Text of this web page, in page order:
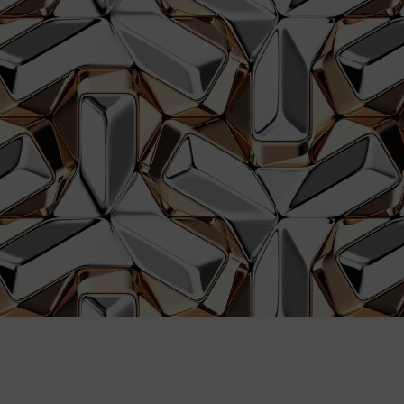
Ekologiczne tusze i certyfikowane
alergików.
Szybka wysyłka i prosty montaż
zamówienia.